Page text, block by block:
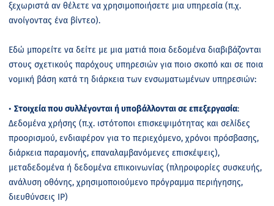
ξεχωριστά αν θέλετε να χρησιμοποιήσετε μια υπηρεσία (π.χ.
ανοίγοντας ένα βίντεο).
Εδώ μπορείτε να δείτε με μια ματιά ποια δεδομένα διαβιβάζονται
στους σχετικούς παρόχους υπηρεσιών για ποιο σκοπό και σε ποια
νομική βάση κατά τη διάρκεια των ενσωματωμένων υπηρεσιών:
• Στοιχεία που συλλέγονται ή υποβάλλονται σε επεξεργασία:
Δεδομένα χρήσης (π.χ. ιστότοποι επισκεψιμότητας και σελίδες
προορισμού, ενδιαφέρον για το περιεχόμενο, χρόνοι πρόσβασης,
διάρκεια παραμονής, επαναλαμβανόμενες επισκέψεις),
μεταδεδομένα ή δεδομένα επικοινωνίας (πληροφορίες συσκευής,
ανάλυση οθόνης, χρησιμοποιούμενο πρόγραμμα περιήγησης,
διευθύνσεις IP)